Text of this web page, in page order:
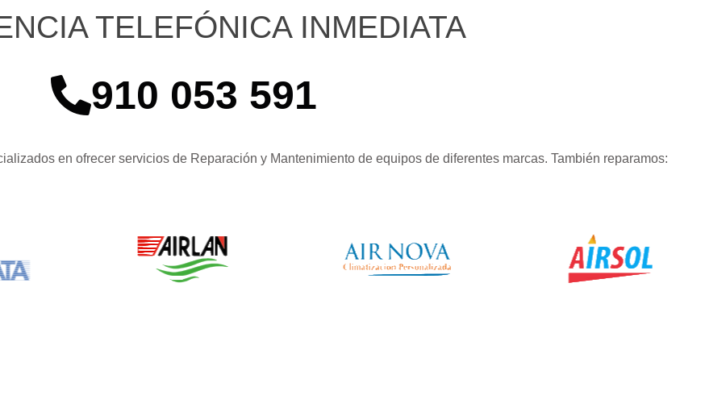
TELEFÓNICA INMEDIATA
910 053 591
en ofrecer servicios de Reparación y Mantenimiento de equipos de diferentes marcas. También reparamos: